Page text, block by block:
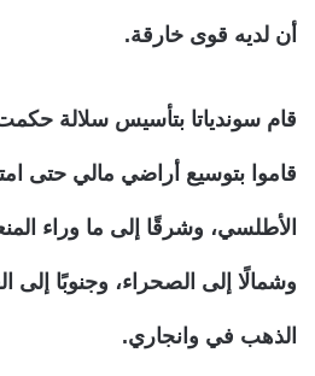
أن لديه قوى خارقة.
قام سوندياتا بتأسيس سلالة
قاموا بتوسيع أراضي مالي حتى
الأطلسي، وشرقًا إلى ما وراء
وشمالًا إلى الصحراء، وجنوبًا إلى
الذهب في وانجاري.